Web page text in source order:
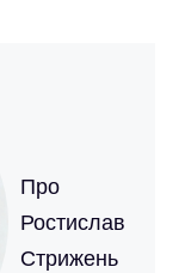
Про
Ростислав
Стрижень